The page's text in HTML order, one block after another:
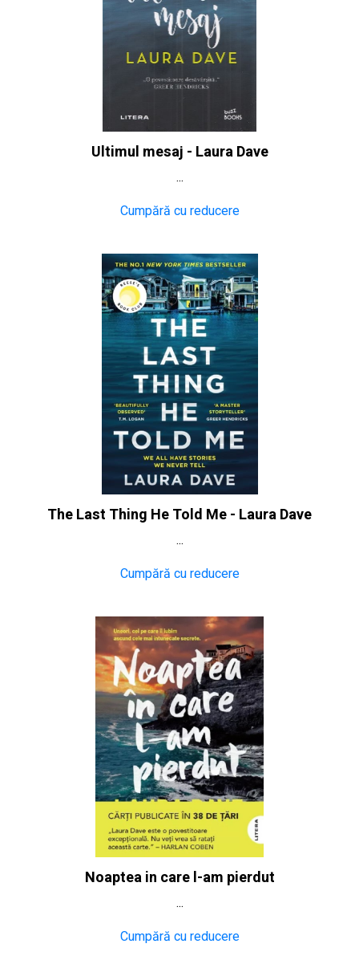
Ultimul mesaj - Laura Dave
...
Cumpără cu reducere
The Last Thing He Told Me - Laura Dave
...
Cumpără cu reducere
Noaptea in care l-am pierdut
...
Cumpără cu reducere